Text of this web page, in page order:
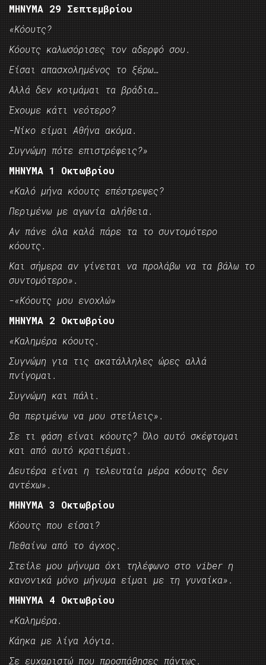
ΜΗΝΥΜΑ 29 Σεπτεμβρίου
«Κόουτς?
Κόουτς καλωσόρισες τον αδερφό σου.
Είσαι απασχολημένος το ξέρω…
Αλλά δεν κοιμάμαι τα βράδια…
Έχουμε κάτι νεότερο?
-Νίκο είμαι Αθήνα ακόμα.
Συγνώμη πότε επιστρέφεις?»
ΜΗΝΥΜΑ 1 Οκτωβρίου
«Καλό μήνα κόουτς επέστρεψες?
Περιμένω με αγωνία αλήθεια.
Αν πάνε όλα καλά πάρε τα το συντομότερο
κόουτς.
Και σήμερα αν γίνεται να προλάβω να τα βάλω το
συντομότερο».
-«Κόουτς μου ενοχλώ»
ΜΗΝΥΜΑ 2 Οκτωβρίου
«Καλημέρα κόουτς.
Συγνώμη για τις ακατάλληλες ώρες αλλά
πνίγομαι.
Συγνώμη και πάλι.
Θα περιμένω να μου στείλεις».
Σε τι φάση είναι κόουτς? Όλο αυτό σκέφτομαι
και από αυτό κρατιέμαι.
Δευτέρα είναι η τελευταία μέρα κόουτς δεν
αντέχω».
ΜΗΝΥΜΑ 3 Οκτωβρίου
Κόουτς που είσαι?
Πεθαίνω από το άγχος.
Στείλε μου μήνυμα όχι τηλέφωνο στο viber η
κανονικά μόνο μήνυμα είμαι με τη γυναίκα».
ΜΗΝΥΜΑ 4 Οκτωβρίου
«Καλημέρα.
Κάηκα με λίγα λόγια.
Σε ευχαριστώ που προσπάθησες πάντως.